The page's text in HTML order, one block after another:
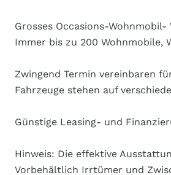
Grosses Occasions-
Immer bis zu 200 Wohnmobile,
Zwingend Termin vereinbaren
Fahrzeuge stehen auf
Günstige Leasing- und
Hinweis: Die effektive
Vorbehältlich Irrtümer und